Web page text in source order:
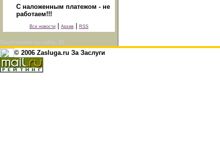
С наложенным платежом - не
работаем!!!
Все новости Архив RSS
Посетителей на сайте: 31
© 2006 Zasluga.ru За Заслуги